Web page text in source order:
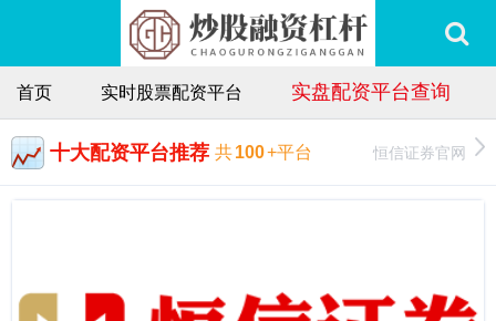
首页 实时股票配资平台 实盘配资平台查询
十大配资平台推荐 共100+平台 恒信证券官网